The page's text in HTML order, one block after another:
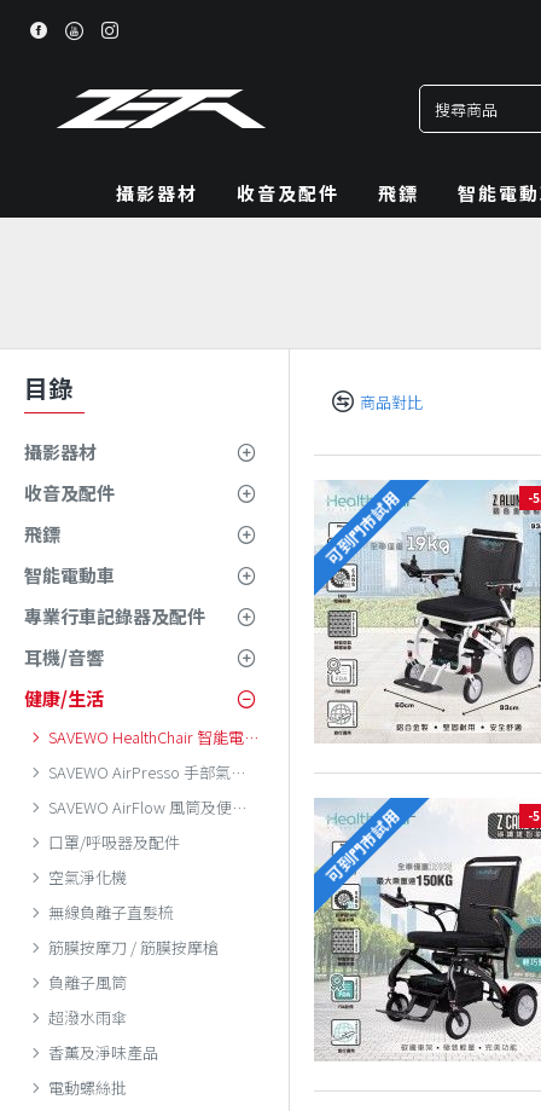
攝影器材 收音及配件 飛鏢 智能電
目錄
攝影器材
收音及配件
飛鏢
智能電動車
專業行車記錄器及配件
耳機/音響
健康/生活
SAVEWO HealthChair 智能電動輪椅
SAVEWO AirPresso 手部氣壓按摩儀
SAVEWO AirFlow 風筒及便攜式風扇
口罩/呼吸器及配件
空氣淨化機
無線負離子直髮梳
筋膜按摩刀 / 筋膜按摩槍
負離子風筒
超潑水雨傘
香薰及淨味產品
電動螺絲批
商品對比
可到門市試用 -
可到門市試用 -